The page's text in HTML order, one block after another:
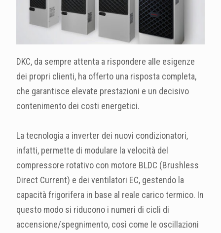
DKC, da sempre attenta a rispondere alle esigenze
dei propri clienti, ha offerto una risposta completa,
che garantisce elevate prestazioni e un decisivo
contenimento dei costi energetici.
La tecnologia a inverter dei nuovi condizionatori,
infatti, permette di modulare la velocità del
compressore rotativo con motore BLDC (Brushless
Direct Current) e dei ventilatori EC, gestendo la
capacità frigorifera in base al reale carico termico. In
questo modo si riducono i numeri di cicli di
accensione/spegnimento, così come le oscillazioni